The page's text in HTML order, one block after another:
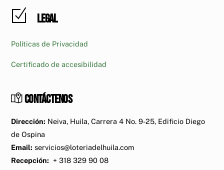
Legal
Políticas de Privacidad
Certificado de accesibilidad
Contáctenos
Dirección: Neiva, Huila, Carrera 4 No. 9-25, Edificio Diego
de Ospina
Email: servicios@loteriadelhuila.com
Recepción: + 318 329 90 08